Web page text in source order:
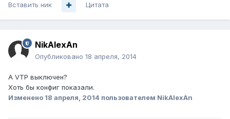
Вставить ник Цитата
NikAlexAn
Опубликовано 18 апреля, 2014
А VTP выключен?
Хоть бы конфиг показали.
Изменено 18 апреля, 2014 пользователем NikAlexAn